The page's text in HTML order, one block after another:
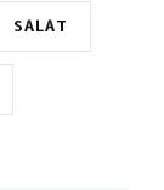
SALAT